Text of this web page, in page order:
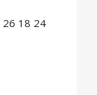
26 18 24